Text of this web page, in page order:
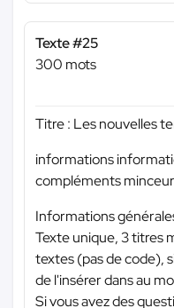
Texte #25
300 mots
Titre : Les nouvelles
informations
compléments
Informations
Texte unique, 3 titres
textes (pas de code),
de l'insérer dans au
Si vous avez des